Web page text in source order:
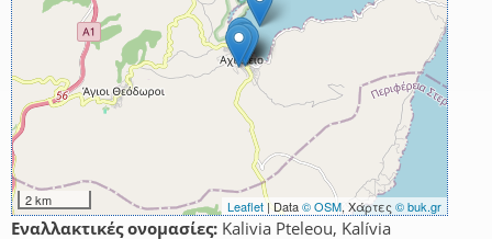
2 km Leaflet| Data© OSM, Χάρτες © buk.gr
Εναλλακτικές ονομασίες: Kalivia Pteleou, Kalívia